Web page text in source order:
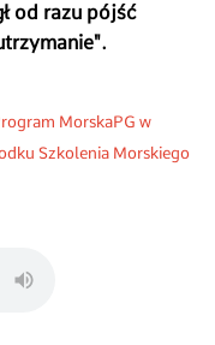
od razu pójść
MorskaPG w
Szkolenia Morskiego